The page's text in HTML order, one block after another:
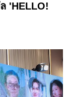
'HELLO!